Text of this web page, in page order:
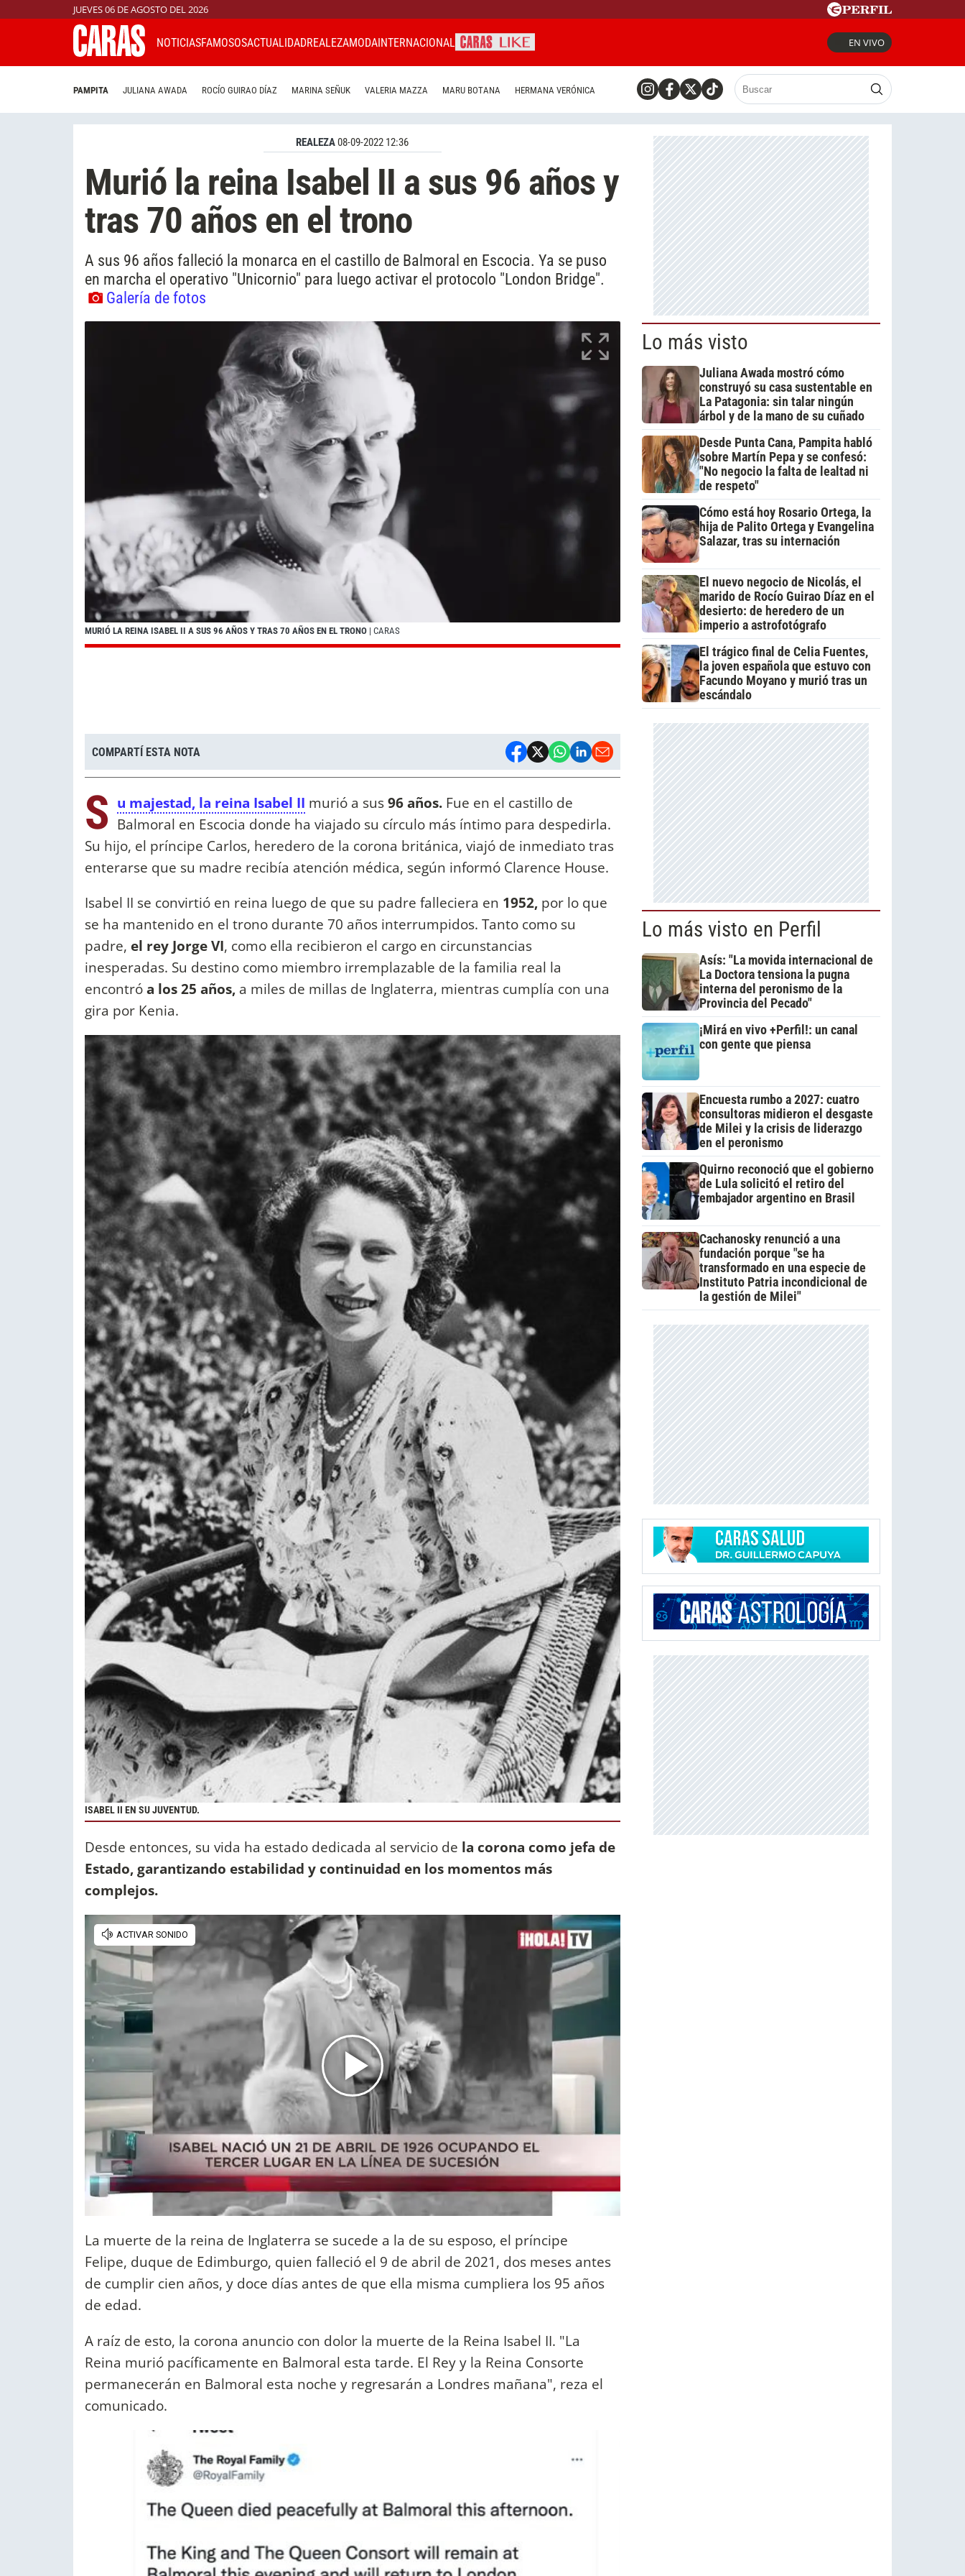
JUEVES 06 DE AGOSTO DEL 2026
NOTICIASFAMOSOSACTUALIDADREALEZAMODAINTERNACIONAL EN VIVO
PAMPITA JULIANA AWADA ROCÍO GUIRAO DÍAZ MARINA SEÑUK VALERIA MAZZA MARU BOTANA HERMANA VERÓNICA
REALEZA08-09-2022 12:36
Murió la reina Isabel II a sus 96 años y
tras 70 años en el trono
A sus 96 años falleció la monarca en el castillo de Balmoral en Escocia. Ya se puso
en marcha el operativo "Unicornio" para luego activar el protocolo "London Bridge".
Galería de fotos
MURIÓ LA REINA ISABEL II A SUS 96 AÑOS Y TRAS 70 AÑOS EN EL TRONO | CARAS
COMPARTÍ ESTA NOTA
S u majestad, la reina Isabel II murió a sus96 años. Fue en el castillo de
Balmoral en Escocia donde ha viajado su círculo más íntimo para despedirla.
Su hijo, el príncipe Carlos, heredero de la corona británica, viajó de inmediato tras
enterarse que su madre recibía atención médica, según informó Clarence House.
Isabel II se convirtió en reina luego de que su padre falleciera en 1952, por lo que
se ha mantenido en el trono durante 70 años interrumpidos. Tanto como su
padre, el rey Jorge VI, como ella recibieron el cargo en circunstancias
inesperadas. Su destino como miembro irremplazable de la familia real la
encontróa los 25 años, a miles de millas de Inglaterra, mientras cumplía con una
gira por Kenia.
ISABEL II EN SU JUVENTUD.
Desde entonces, su vida ha estado dedicada al servicio de la corona como jefa de
Estado, garantizando estabilidad y continuidad en los momentos más
complejos.
La muerte de la reina de Inglaterra se sucede a la de su esposo, el príncipe
Felipe, duque de Edimburgo, quien falleció el 9 de abril de 2021, dos meses antes
de cumplir cien años, y doce días antes de que ella misma cumpliera los 95 años
de edad.
A raíz de esto, la corona anuncio con dolor la muerte de la Reina Isabel II. "La
Reina murió pacíficamente en Balmoral esta tarde. El Rey y la Reina Consorte
permanecerán en Balmoral esta noche y regresarán a Londres mañana", reza el
comunicado.
Lo más visto
Juliana Awada mostró cómo
construyó su casa sustentable en
La Patagonia: sin talar ningún
árbol y de la mano de su cuñado
Desde Punta Cana, Pampita habló
sobre Martín Pepa y se confesó:
"No negocio la falta de lealtad ni
de respeto"
Cómo está hoy Rosario Ortega, la
hija de Palito Ortega y Evangelina
Salazar, tras su internación
El nuevo negocio de Nicolás, el
marido de Rocío Guirao Díaz en el
desierto: de heredero de un
imperio a astrofotógrafo
El trágico final de Celia Fuentes,
la joven española que estuvo con
Facundo Moyano y murió tras un
escándalo
Lo más visto en Perfil
Asís: "La movida internacional de
La Doctora tensiona la pugna
interna del peronismo de la
Provincia del Pecado"
¡Mirá en vivo +Perfil!: un canal
con gente que piensa
Encuesta rumbo a 2027: cuatro
consultoras midieron el desgaste
de Milei y la crisis de liderazgo
en el peronismo
Quirno reconoció que el gobierno
de Lula solicitó el retiro del
embajador argentino en Brasil
Cachanosky renunció a una
fundación porque "se ha
transformado en una especie de
Instituto Patria incondicional de
la gestión de Milei"